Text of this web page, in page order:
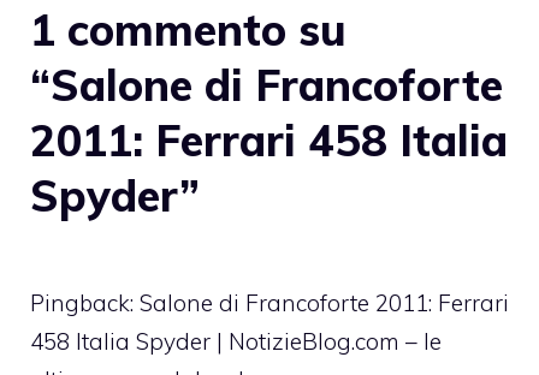
1 commento su
“Salone di Francoforte
2011: Ferrari 458 Italia
Spyder”
Pingback: Salone di Francoforte 2011: Ferrari
458 Italia Spyder | NotizieBlog.com – le